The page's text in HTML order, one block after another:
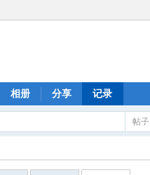
相册 分享 记录
帖子